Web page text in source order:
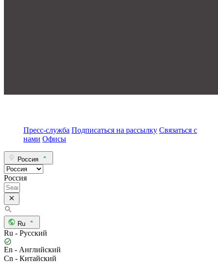
Пресс-служба Подписаться на рассылку Связаться с
нами Офисы
Россия
Россия
Ru
Ru - Русский
En - Английский
Cn - Китайский